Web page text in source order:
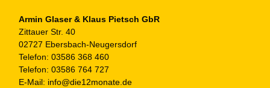
Armin Glaser & Klaus Pietsch GbR
Zittauer Str. 40
02727 Ebersbach-Neugersdorf
Telefon: 03586 368 460
Telefon: 03586 764 727
E-Mail: info@die12monate.de